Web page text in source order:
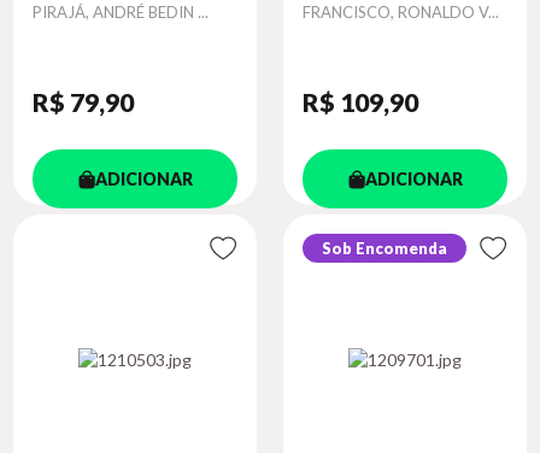
Autor
PIRAJÁ, ANDRÉ BEDIN ...
R$ 79,90
ADICIONAR
Autor
FRANCISCO, RONALDO V...
R$ 109,90
ADICIONAR
Sob Encomenda